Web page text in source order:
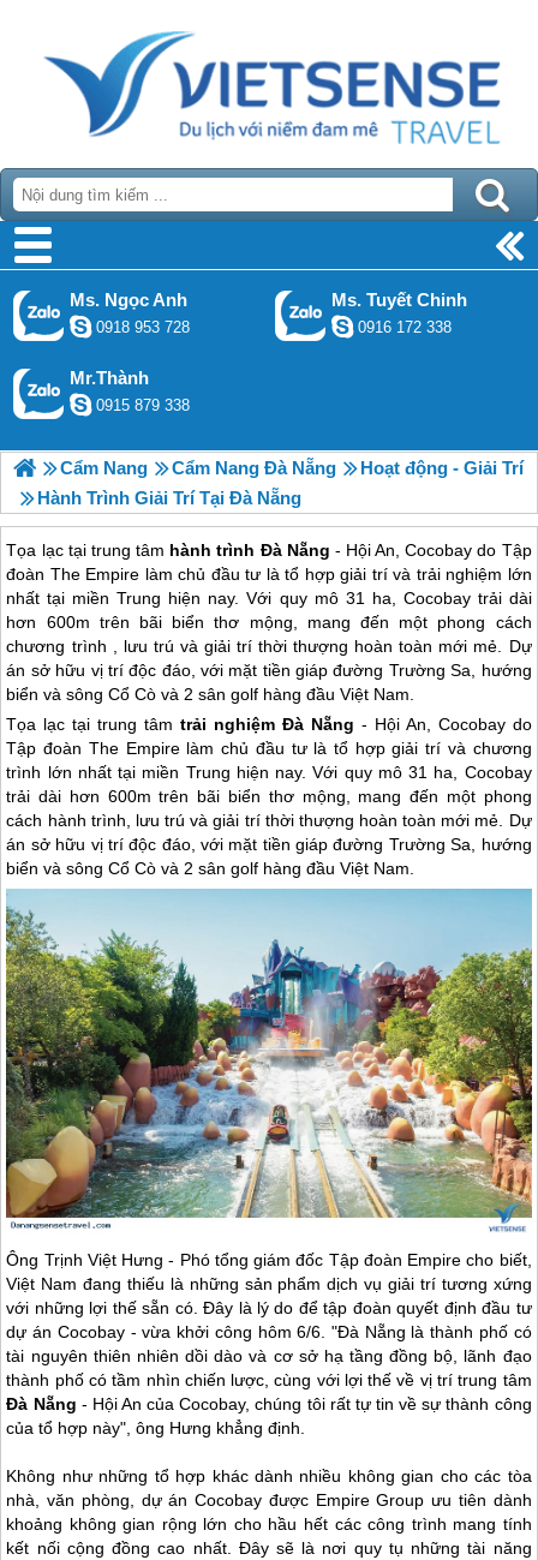
Ms. Ngọc Anh
0918 953 728
Ms. Tuyết Chinh
0916 172 338
Mr.Thành
0915 879 338
Cẩm Nang Cẩm Nang Đà Nẵng
Hoạt động - Giải Trí
Hành Trình Giải Trí Tại Đà Nẵng
Tọa lạc tại trung tâm hành trình Đà Nẵng - Hội An, Cocobay do Tập
đoàn The Empire làm chủ đầu tư là tổ hợp giải trí và trải nghiệm lớn
nhất tại miền Trung hiện nay. Với quy mô 31 ha, Cocobay trải dài
hơn 600m trên bãi biển thơ mộng, mang đến một phong cách
chương trình , lưu trú và giải trí thời thượng hoàn toàn mới mẻ. Dự
án sở hữu vị trí độc đáo, với mặt tiền giáp đường Trường Sa, hướng
biển và sông Cổ Cò và 2 sân golf hàng đầu Việt Nam.
Tọa lạc tại trung tâmtrải nghiệm Đà Nẵng - Hội An, Cocobay do
Tập đoàn The Empire làm chủ đầu tư là tổ hợp giải trí và chương
trình lớn nhất tại miền Trung hiện nay. Với quy mô 31 ha, Cocobay
trải dài hơn 600m trên bãi biển thơ mộng, mang đến một phong
cách hành trình, lưu trú và giải trí thời thượng hoàn toàn mới mẻ. Dự
án sở hữu vị trí độc đáo, với mặt tiền giáp đường Trường Sa, hướng
biển và sông Cổ Cò và 2 sân golf hàng đầu Việt Nam.
Ông Trịnh Việt Hưng - Phó tổng giám đốc Tập đoàn Empire cho biết,
Việt Nam đang thiếu là những sản phẩm dịch vụ giải trí tương xứng
với những lợi thế sẵn có. Đây là lý do để tập đoàn quyết định đầu tư
dự án Cocobay - vừa khởi công hôm 6/6. "Đà Nẵng là thành phố có
tài nguyên thiên nhiên dồi dào và cơ sở hạ tầng đồng bộ, lãnh đạo
thành phố có tầm nhìn chiến lược, cùng với lợi thế về vị trí trung tâm
Đà Nẵng - Hội An của Cocobay, chúng tôi rất tự tin về sự thành công
của tổ hợp này", ông Hưng khẳng định.
Không như những tổ hợp khác dành nhiều không gian cho các tòa
nhà, văn phòng, dự án Cocobay được Empire Group ưu tiên dành
khoảng không gian rộng lớn cho hầu hết các công trình mang tính
kết nối cộng đồng cao nhất. Đây sẽ là nơi quy tụ những tài năng